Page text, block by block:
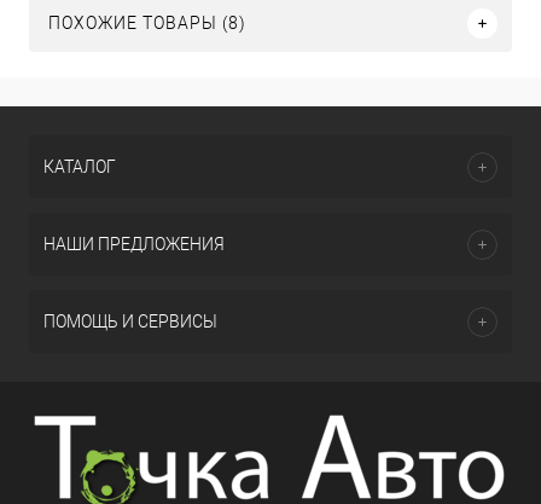
ПОХОЖИЕ ТОВАРЫ (8)
КАТАЛОГ
НАШИ ПРЕДЛОЖЕНИЯ
ПОМОЩЬ И СЕРВИСЫ